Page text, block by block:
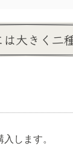
大きく二
します。